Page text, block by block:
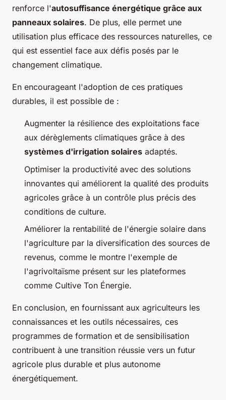
renforce l'autosuffisance énergétique grâce aux
panneaux solaires. De plus, elle permet une
utilisation plus efficace des ressources naturelles, ce
qui est essentiel face aux défis posés par le
changement climatique.
En encourageant l'adoption de ces pratiques
durables, il est possible de :
Augmenter la résilience des exploitations face
aux dérèglements climatiques grâce à des
systèmes d'irrigation solaires adaptés.
Optimiser la productivité avec des solutions
innovantes qui améliorent la qualité des produits
agricoles grâce à un contrôle plus précis des
conditions de culture.
Améliorer la rentabilité de l'énergie solaire dans
l'agriculture par la diversification des sources de
revenus, comme le montre l'exemple de
l'agrivoltaïsme présent sur les plateformes
comme Cultive Ton Énergie.
En conclusion, en fournissant aux agriculteurs les
connaissances et les outils nécessaires, ces
programmes de formation et de sensibilisation
contribuent à une transition réussie vers un futur
agricole plus durable et plus autonome
énergétiquement.